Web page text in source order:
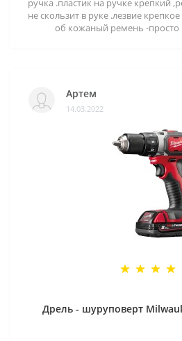
ручка .пластик на ручке крепкий
не скользит в руке .лезвие
об кожаный ремень -просто
Артем
14.03.2022
Дрель - шуруповерт